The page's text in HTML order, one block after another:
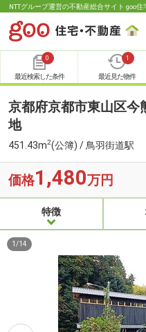
NTTグループ運営の不動産総合サイト goo住
0
最近検索した条件
1
最近見た物件
京都府京都市東山区今
地
451.43m2(公簿) / 鳥羽街道駅
価格1,480万円
特徴
1 /14